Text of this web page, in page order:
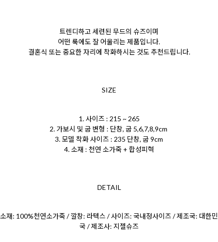
트렌디하고 세련된 무드의 슈즈이며
어떤 룩에도 잘 어울리는 제품입니다.
결혼식 또는 중요한 자리에 착화하시는 것도 추천드립니다.
SIZE
1. 사이즈 : 215 ~ 265
2. 가보시 및 굽 변형 : 단창, 굽 5,6,7,8,9cm
3. 모델 착화 사이즈 : 235 단창, 굽 9cm
4. 소재 : 천연 소가죽 + 합성피혁
DETAIL
소재: 100%천연소가죽 / 깔창: 라텍스 / 사이즈: 국내정사이즈 / 제조국: 대한민
국 / 제조사: 지젤슈즈